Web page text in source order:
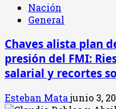
Nación
General
Chaves alista plan
presión del FMI:
salarial y recortes
Esteban Matajunio 3,